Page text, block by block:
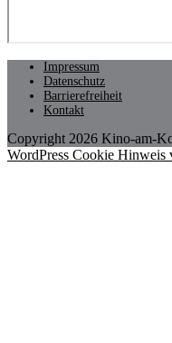
Impressum
Datenschutz
Barrierefreiheit
Kontakt
Copyright 2026 Kino-am-
WordPress Cookie Hinweis